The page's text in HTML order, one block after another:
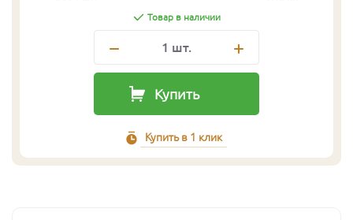
Товар в наличии
1 шт.
Купить
Купить в 1 клик